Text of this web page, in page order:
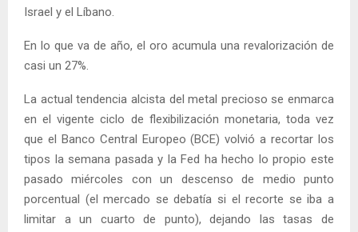
Israel y el Líbano.
En lo que va de año, el oro acumula una revalorización de
casi un 27%.
La actual tendencia alcista del metal precioso se enmarca
en el vigente ciclo de flexibilización monetaria, toda vez
que el Banco Central Europeo (BCE) volvió a recortar los
tipos la semana pasada y la Fed ha hecho lo propio este
pasado miércoles con un descenso de medio punto
porcentual (el mercado se debatía si el recorte se iba a
limitar a un cuarto de punto), dejando las tasas de